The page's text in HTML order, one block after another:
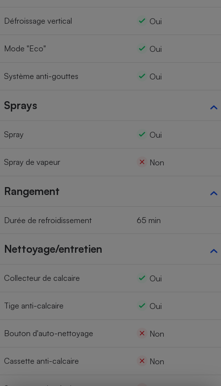
Défroissage vertical Oui
Mode "Eco" Oui
Système anti-gouttes Oui
Sprays
Spray Oui
Spray de vapeur Non
Rangement
Durée de refroidissement 65 min
Nettoyage/entretien
Collecteur de calcaire Oui
Tige anti-calcaire Oui
Bouton d'auto-nettoyage Non
Cassette anti-calcaire Non